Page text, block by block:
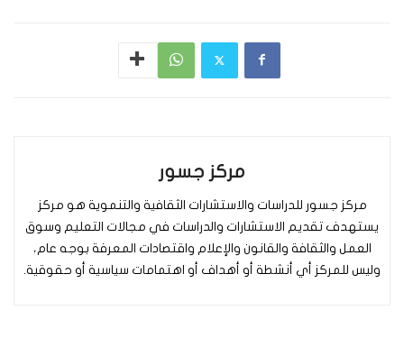
مركز جسور
مركز جسور للدراسات والاستشارات الثقافية والتنموية هو مركز
يستهدف تقديم الاستشارات والدراسات في مجالات التعليم وسوق
العمل والثقافة والقانون والإعلام واقتصادات المعرفة بوجه عام،
وليس للمركز أي أنشطة أو أهداف أو اهتمامات سياسية أو حقوقية.